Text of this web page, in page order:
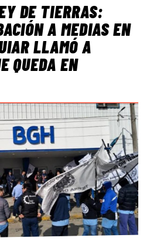
DE TIERRAS:
A MEDIAS EN
LLAMÓ A
QUEDA EN